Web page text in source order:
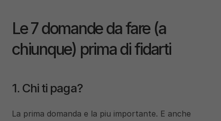
Le 7 domande da fare (a
chiunque) prima di fidarti
1. Chi ti paga?
La prima domanda e la piu importante. E anche